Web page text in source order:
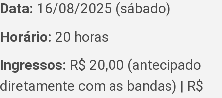
Data: 16/08/2025 (sábado)
Horário: 20 horas
Ingressos: R$ 20,00 (antecipado
diretamente com as bandas) | R$